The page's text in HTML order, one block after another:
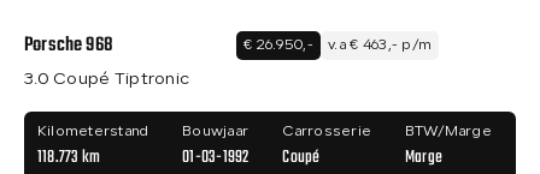
Porsche 968 € 26.950,- v.a € 463,- p/m
3.0 Coupé Tiptronic
Kilometerstand
118.773 km
Bouwjaar
01-03-1992
Carrosserie
Coupé
BTW/Marge
Marge